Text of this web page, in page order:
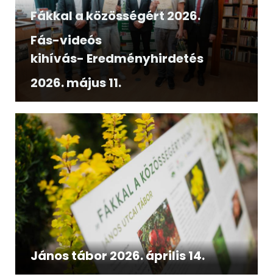
Fákkal a közösségért 2026.
Fás-videós
kihívás- Eredményhirdetés
2026. május 11.
János tábor 2026. április 14.